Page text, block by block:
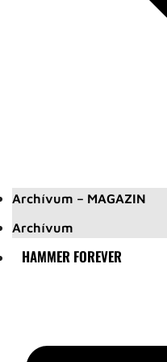
Archívum – MAGAZIN
Archívum
HAMMER FOREVER